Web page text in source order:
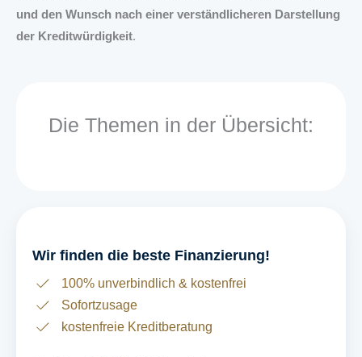
und den Wunsch nach einer verständlicheren Darstellung
der Kreditwürdigkeit.
Die Themen in der Übersicht:
Wir finden die beste Finanzierung!
100% unverbindlich & kostenfrei
Sofortzusage
kostenfreie Kreditberatung